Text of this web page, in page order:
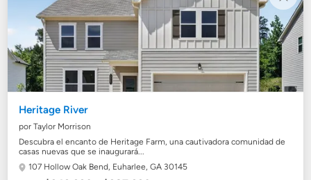
Heritage River
por Taylor Morrison
Descubra el encanto de Heritage Farm, una cautivadora comunidad de
casas nuevas que se inaugurará...
107 Hollow Oak Bend, Euharlee, GA 30145